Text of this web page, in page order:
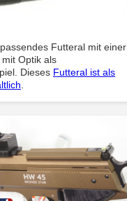
Futteral mit einer
Optik als
Dieses Futteral ist als